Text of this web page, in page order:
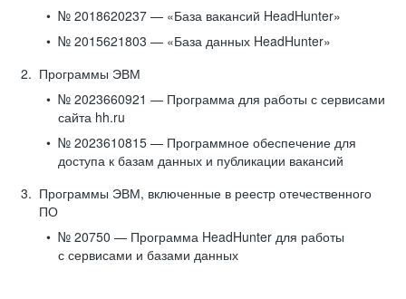
№ 2018620237 — «База вакансий HeadHunter»
№ 2015621803 — «База данных HeadHunter»
Программы ЭВМ
№ 2023660921 — Программа для работы с сервисами
сайта hh.ru
№ 2023610815 — Программное обеспечение для
доступа к базам данных и публикации вакансий
Программы ЭВМ, включенные в реестр отечественного
ПО
№ 20750 — Программа HeadHunter для работы
с сервисами и базами данных